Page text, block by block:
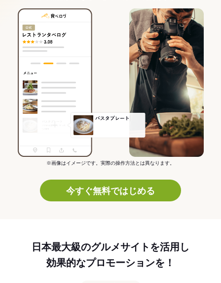
※画像はイメージです。実際の操作方法とは異なります。
今すぐ無料ではじめる
日本最大級のグルメサイトを活用し
効果的なプロモーションを！